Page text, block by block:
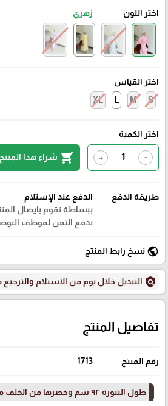
اختر اللون زهري
اختر القياس
S
M
L
XL
اختر الكمية
-
+
shopping_cart شراء هذا المنتج
طريقة الدفع
الدفع عند الإستلام
ببساطة نقوم بايصال
بدفع الثمن لموظف
public نسخ رابط المنتج
policy التبديل خلال يوم من الاستلام
تفاصيل المنتج
رقم المنتج 1713
طول التنورة ٩٢ سم وخصرها من الخلف مغيط